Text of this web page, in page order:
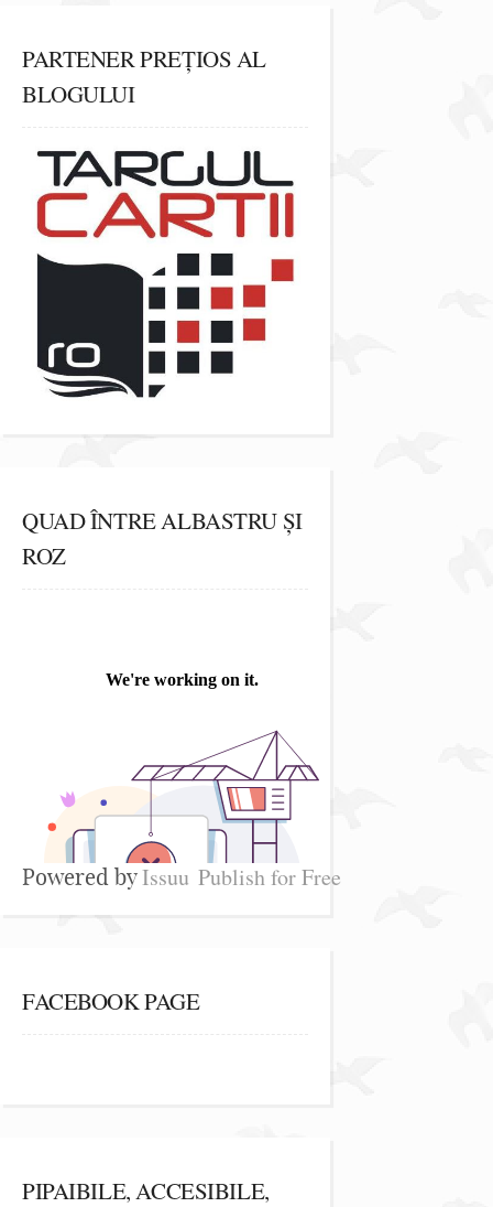
PARTENER PREȚIOS AL
BLOGULUI
QUAD ÎNTRE ALBASTRU ȘI
ROZ
Powered byIssuu Publish for Free
FACEBOOK PAGE
PIPAIBILE, ACCESIBILE,